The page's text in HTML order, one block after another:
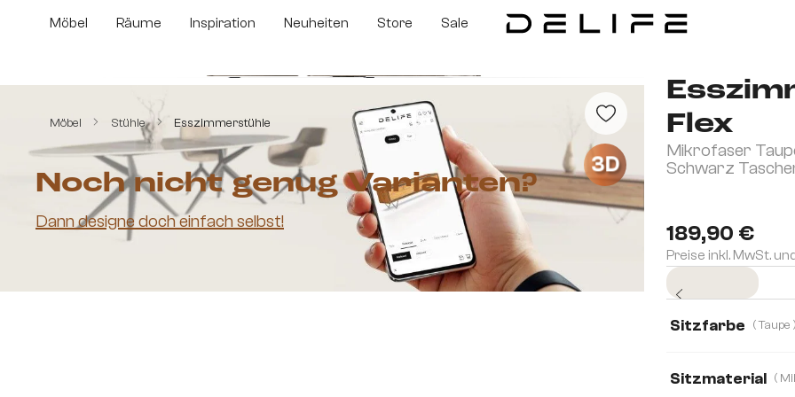
Hauptinhalt springen
Zur Suche springen
Zur Hauptnavigation springen
Möbel Räume Inspiration Neuheiten Store Sale
Möbel Stühle Esszimmerstühle
Flex
Mikrofaser
Schwarz
189,90 €
Preise inkl. MwSt.
Sitzfarbe ( Taupe )
Sitzmaterial
Bildergalerie überspringen
3D
Noch nicht genug Varianten?
Dann designe doch einfach selbst!